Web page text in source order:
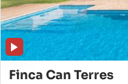
Finca Can Terres